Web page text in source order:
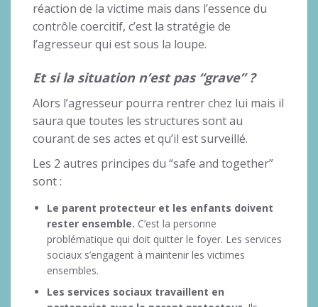
réaction de la victime mais dans l’essence du
contrôle coercitif, c’est la stratégie de
l’agresseur qui est sous la loupe.
Et si la situation n’est pas “grave” ?
Alors l’agresseur pourra rentrer chez lui mais il
saura que toutes les structures sont au
courant de ses actes et qu’il est surveillé.
Les 2 autres principes du “safe and together”
sont :
Le parent protecteur et les enfants doivent
rester ensemble. C’est la personne
problématique qui doit quitter le foyer. Les services
sociaux s’engagent à maintenir les victimes
ensembles.
Les services sociaux travaillent en